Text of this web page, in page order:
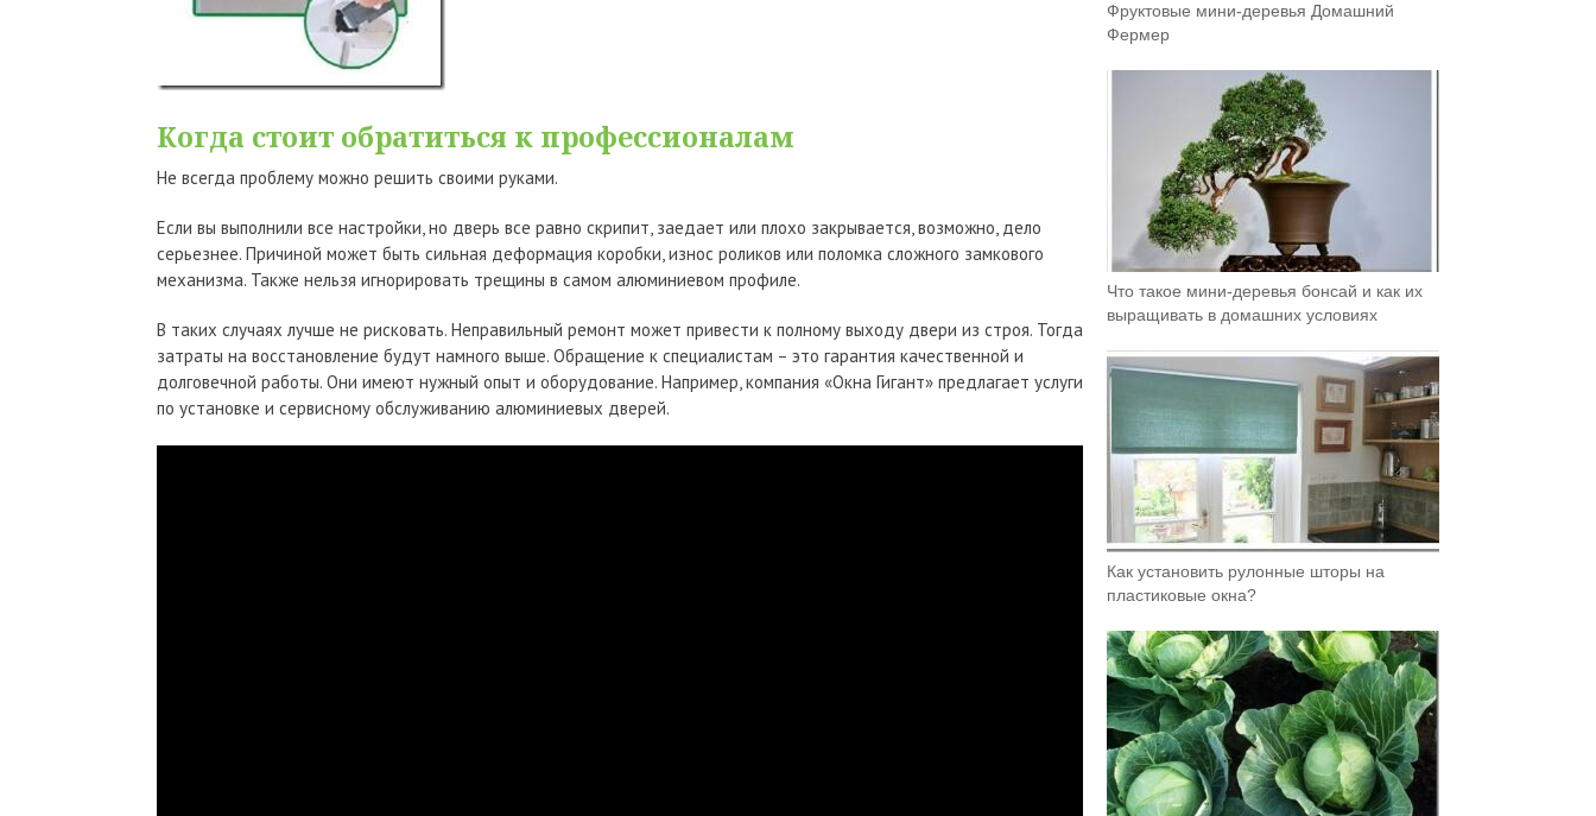
Когда стоит обратиться к профессионалам
Не всегда проблему можно решить своими руками.
Если вы выполнили все настройки, но дверь все равно скрипит, заедает или плохо закрывается, возможно, дело
серьезнее. Причиной может быть сильная деформация коробки, износ роликов или поломка сложного замкового
механизма. Также нельзя игнорировать трещины в самом алюминиевом профиле.
В таких случаях лучше не рисковать. Неправильный ремонт может привести к полному выходу двери из строя. Тогда
затраты на восстановление будут намного выше. Обращение к специалистам – это гарантия качественной и
долговечной работы. Они имеют нужный опыт и оборудование. Например, компания «Окна Гигант» предлагает услуги
по установке и сервисному обслуживанию алюминиевых дверей.
Фруктовыe мини-деревья Домашний
Фермер
Что такое мини-деревья бонсай и как их
выращивать в домашних условиях
Как установить рулонные шторы на
пластиковые окна?